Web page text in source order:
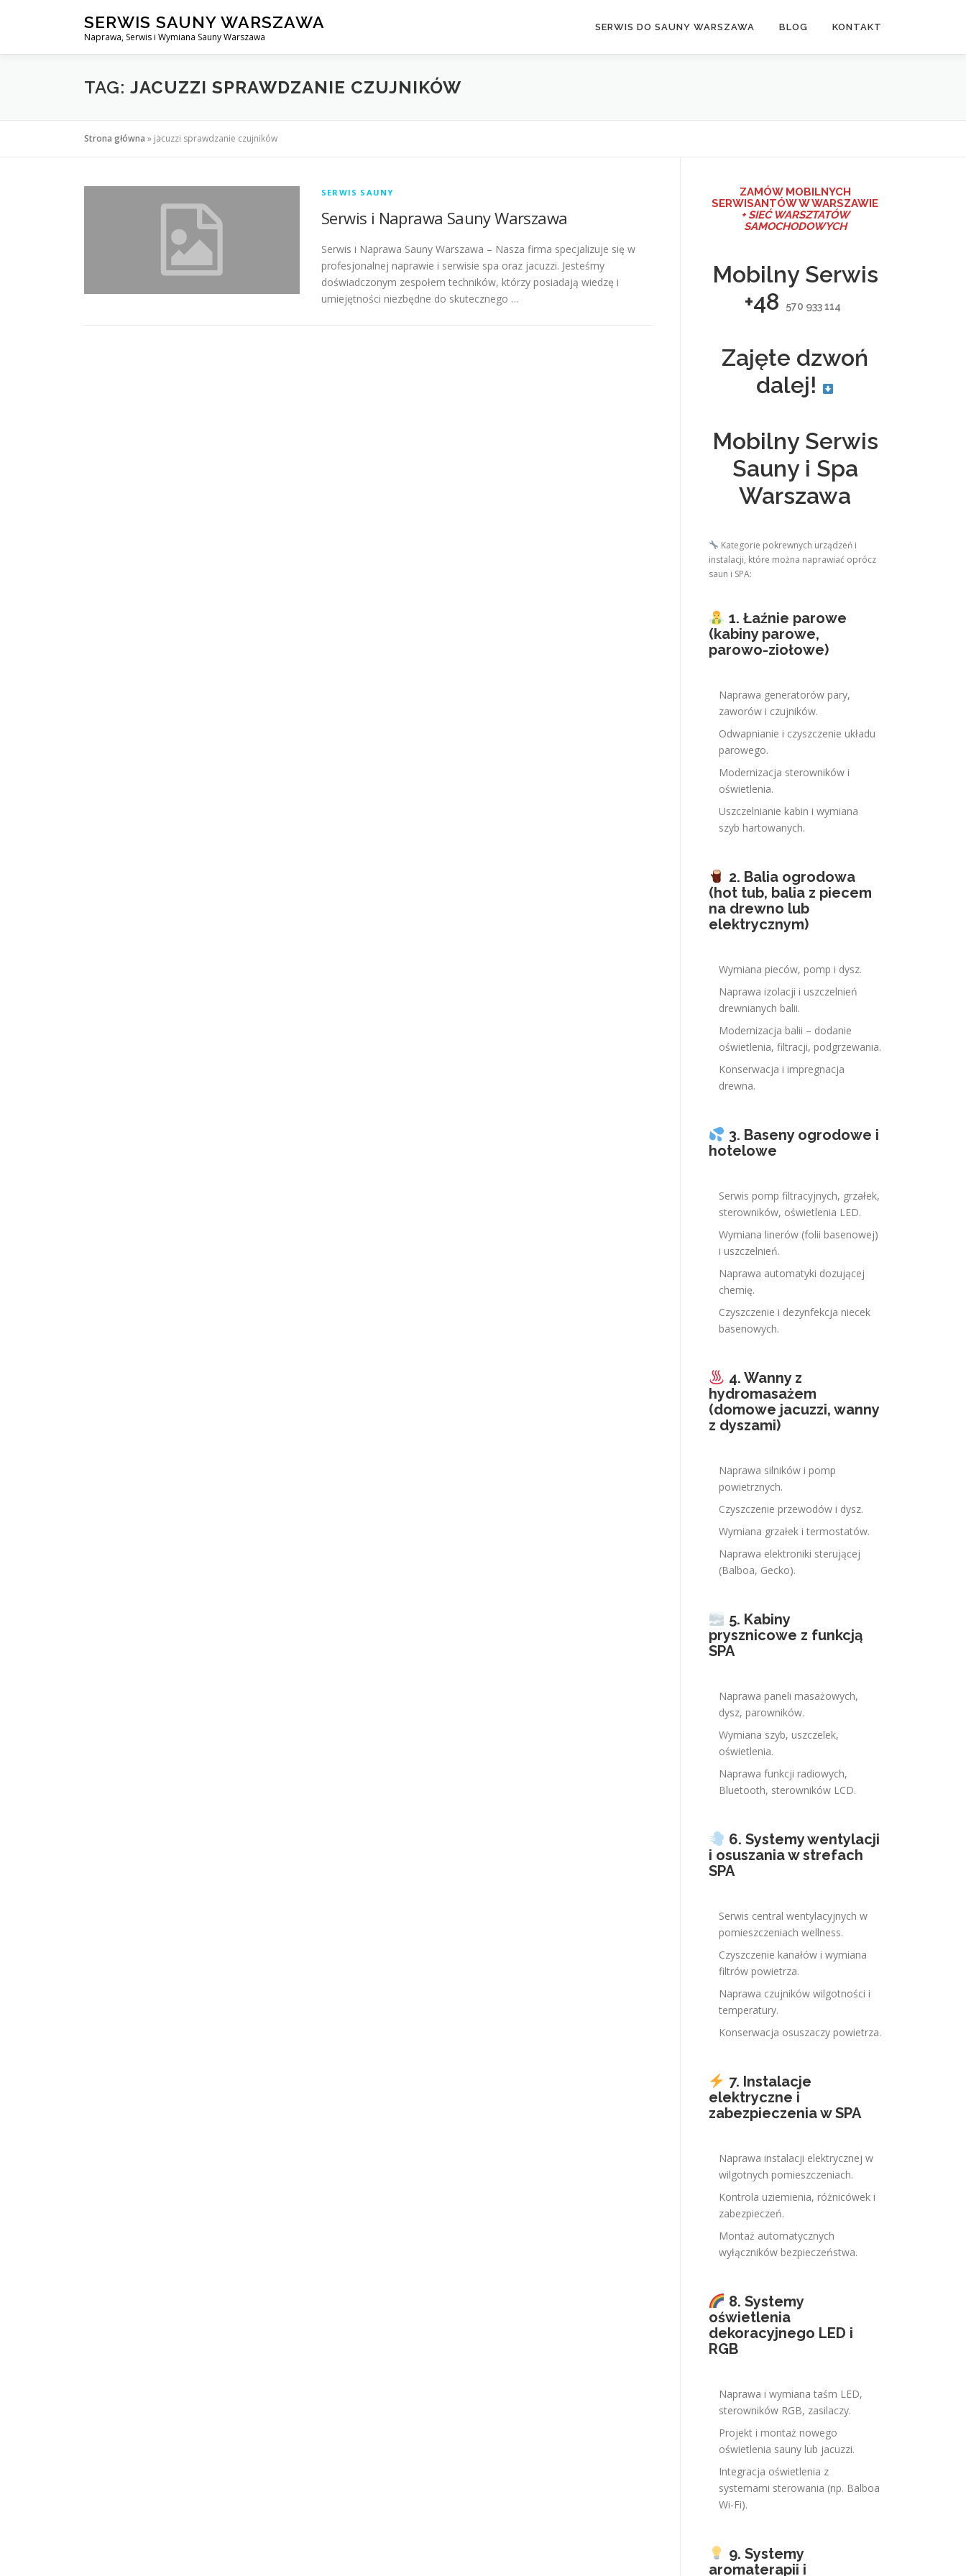
SERWIS SAUNY WARSZAWA
Naprawa, Serwis i Wymiana Sauny Warszawa
SERWIS DO SAUNY WARSZAWA BLOG KONTAKT
TAG: JACUZZI SPRAWDZANIE CZUJNIKÓW
Strona główna » jacuzzi sprawdzanie czujników
SERWIS SAUNY
Serwis i Naprawa Sauny Warszawa
Serwis i Naprawa Sauny Warszawa – Nasza firma specjalizuje się w
profesjonalnej naprawie i serwisie spa oraz jacuzzi. Jesteśmy
doświadczonym zespołem techników, którzy posiadają wiedzę i
umiejętności niezbędne do skutecznego …
ZAMÓW MOBILNYCH
SERWISANTÓW W WARSZAWIE
+ SIEĆ WARSZTATÓW
SAMOCHODOWYCH
Mobilny Serwis
+48
570 933 114
Zajęte dzwoń
dalej!
Mobilny Serwis
Sauny i Spa
Warszawa
Kategorie pokrewnych urządzeń i
instalacji, które można naprawiać oprócz
saun i SPA:
1. Łaźnie parowe
(kabiny parowe,
parowo-ziołowe)
Naprawa generatorów pary,
zaworów i czujników.
Odwapnianie i czyszczenie układu
parowego.
Modernizacja sterowników i
oświetlenia.
Uszczelnianie kabin i wymiana
szyb hartowanych.
2. Balia ogrodowa
(hot tub, balia z piecem
na drewno lub
elektrycznym)
Wymiana pieców, pomp i dysz.
Naprawa izolacji i uszczelnień
drewnianych balii.
Modernizacja balii – dodanie
oświetlenia, filtracji, podgrzewania.
Konserwacja i impregnacja
drewna.
3. Baseny ogrodowe i
hotelowe
Serwis pomp filtracyjnych, grzałek,
sterowników, oświetlenia LED.
Wymiana linerów (folii basenowej)
i uszczelnień.
Naprawa automatyki dozującej
chemię.
Czyszczenie i dezynfekcja niecek
basenowych.
4. Wanny z
hydromasażem
(domowe jacuzzi, wanny
z dyszami)
Naprawa silników i pomp
powietrznych.
Czyszczenie przewodów i dysz.
Wymiana grzałek i termostatów.
Naprawa elektroniki sterującej
(Balboa, Gecko).
5. Kabiny
prysznicowe z funkcją
SPA
Naprawa paneli masażowych,
dysz, parowników.
Wymiana szyb, uszczelek,
oświetlenia.
Naprawa funkcji radiowych,
Bluetooth, sterowników LCD.
6. Systemy wentylacji
i osuszania w strefach
SPA
Serwis central wentylacyjnych w
pomieszczeniach wellness.
Czyszczenie kanałów i wymiana
filtrów powietrza.
Naprawa czujników wilgotności i
temperatury.
Konserwacja osuszaczy powietrza.
7. Instalacje
elektryczne i
zabezpieczenia w SPA
Naprawa instalacji elektrycznej w
wilgotnych pomieszczeniach.
Kontrola uziemienia, różnicówek i
zabezpieczeń.
Montaż automatycznych
wyłączników bezpieczeństwa.
8. Systemy
oświetlenia
dekoracyjnego LED i
RGB
Naprawa i wymiana taśm LED,
sterowników RGB, zasilaczy.
Projekt i montaż nowego
oświetlenia sauny lub jacuzzi.
Integracja oświetlenia z
systemami sterowania (np. Balboa
Wi-Fi).
9. Systemy
aromaterapii i